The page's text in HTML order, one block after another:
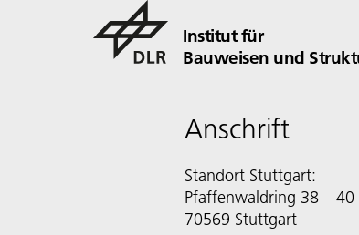
Institut für
Bauweisen und
Anschrift
Standort Stuttgart:
Pfaffenwaldring 38 – 40
70569 Stuttgart